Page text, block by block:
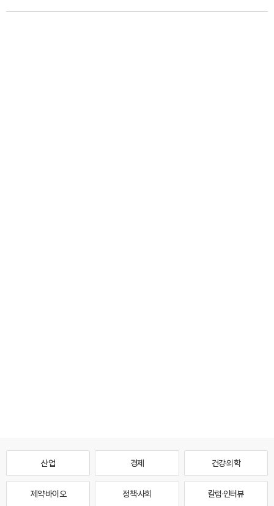
산업 경제 건강·의학
제약·바이오 정책·사회 칼럼·인터뷰